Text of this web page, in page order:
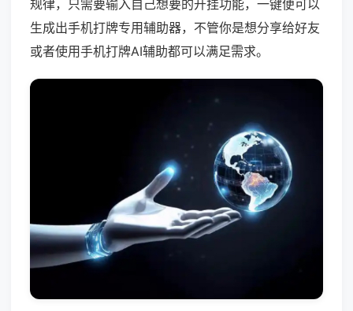
规律，只需要输入自己想要的开挂功能，一键便可以
生成出手机打牌专用辅助器，不管你是想分享给好友
或者使用手机打牌AI辅助都可以满足需求。